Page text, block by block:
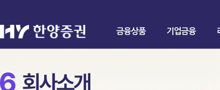
금융상품 기업금융